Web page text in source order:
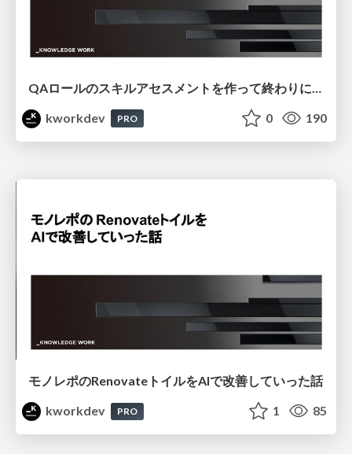
kworkdev
PRO 0 190
モノレポのRenovateトイルをAIで改善していった話
kworkdev
PRO 1 85